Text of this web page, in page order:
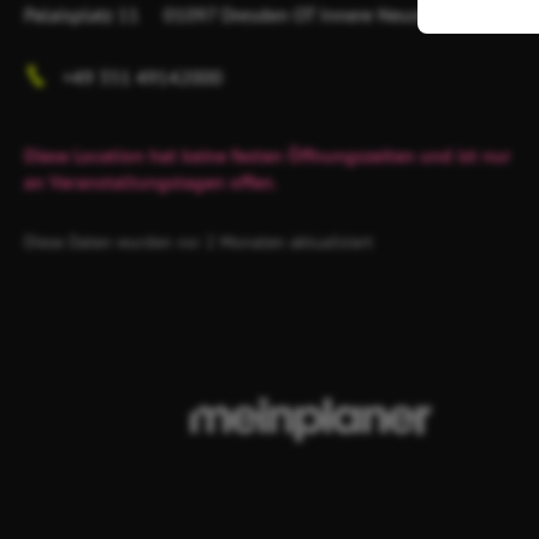
Palaisplatz 11 01097 Dresden OT Innere Neustadt
+49 351 49142000
Diese Location hat keine festen Öffnungszeiten und ist nur
an Veranstaltungstagen offen.
Diese Daten wurden vor 2 Monaten aktualisiert